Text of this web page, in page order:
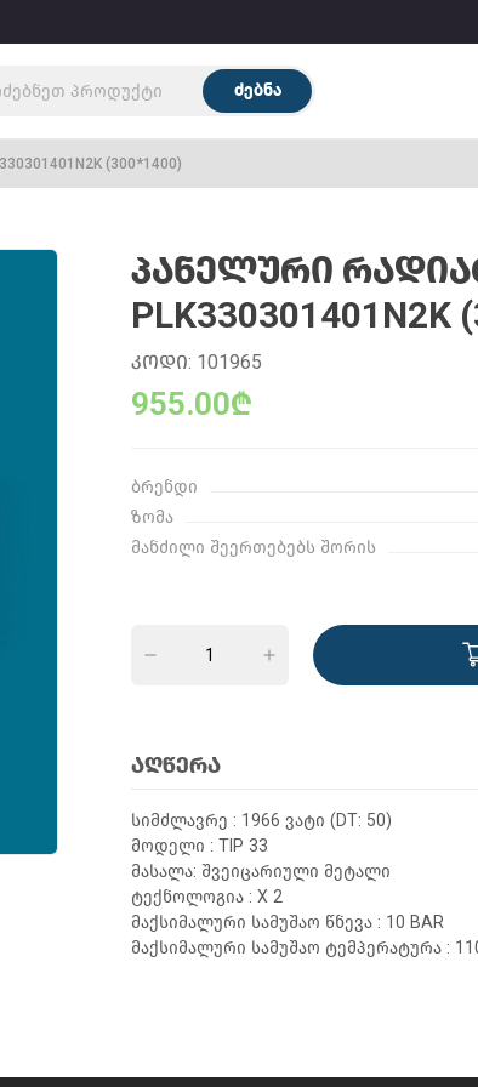
ძებნა
(300*1400)
ᲞᲐᲜᲔᲚᲣᲠᲘ
PLK330301401N2K
ᲙᲝᲓᲘ: 101965
955.00₾
ბრენდი
ზომა
მანძილი შეერთებებს შორის
ᲐᲦᲬᲔᲠᲐ
სიმძლავრე : 1966 ვატი (DT: 50)
მოდელი : TIP 33
მასალა: შვეიცარიული მეტალი
ტექნოლოგია : X 2
მაქსიმალური სამუშაო წნევა : 10 BAR
მაქსიმალური სამუშაო ტემპერატურა :